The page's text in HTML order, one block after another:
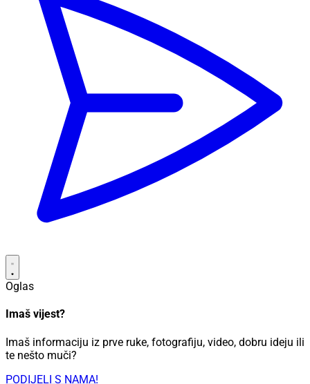
Oglas
Imaš vijest?
Imaš informaciju iz prve ruke, fotografiju, video, dobru ideju ili
te nešto muči?
PODIJELI S NAMA!